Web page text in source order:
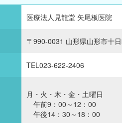
医療法人見龍堂 矢尾板医院
〒990-0031 山形県山形市十
TEL023-622-2406
月・火・木・金・土曜日
午前9：00～12：00
午後14：30～18：00